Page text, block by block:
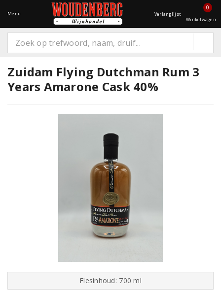
Menu Verlanglijst
0
Winkelwagen
Zuidam Flying Dutchman Rum 3
Years Amarone Cask 40%
Flesinhoud: 700 ml